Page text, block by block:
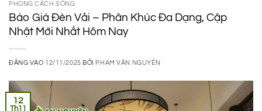
PHONG CÁCH SỐNG
Báo Giá Đèn Vải – Phân Khúc Đa Dạng, Cập
Nhật Mới Nhất Hôm Nay
ĐĂNG VÀO 12/11/2025 BỞI PHẠM VĂN NGUYÊN
12
Th11